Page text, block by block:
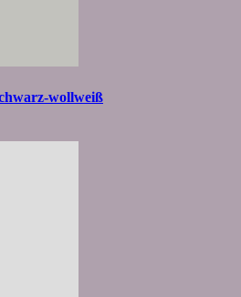
wollweiß